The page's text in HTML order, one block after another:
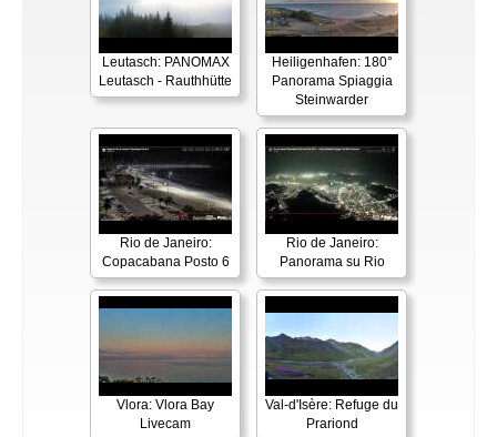
Leutasch: PANOMAX
Leutasch - Rauthhütte
Heiligenhafen: 180°
Panorama Spiaggia
Steinwarder
Rio de Janeiro:
Copacabana Posto 6
Rio de Janeiro:
Panorama su Rio
Vlora: Vlora Bay
Livecam
Val-d'Isère: Refuge du
Prariond